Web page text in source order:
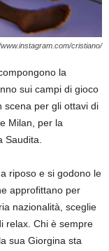
cristiano/
la
sui campi di gioco
scena per gli ottavi di
Milan, per la
Saudita.
riposo e si godono le
approfittano per
nazionalità, sceglie
relax. Chi è sempre
sua Giorgina sta